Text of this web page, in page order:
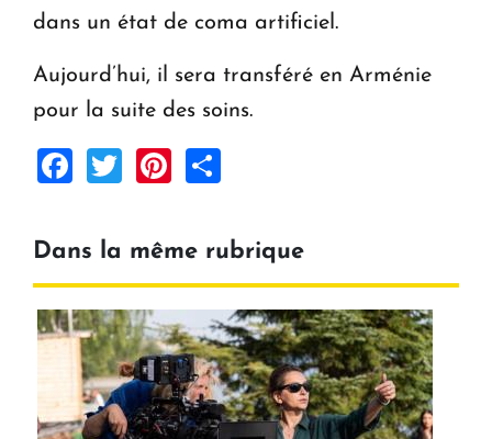
dans un état de coma artificiel.
Aujourd’hui, il sera transféré en Arménie
pour la suite des soins.
Facebook
TwitterPinterest
Dans la même rubrique